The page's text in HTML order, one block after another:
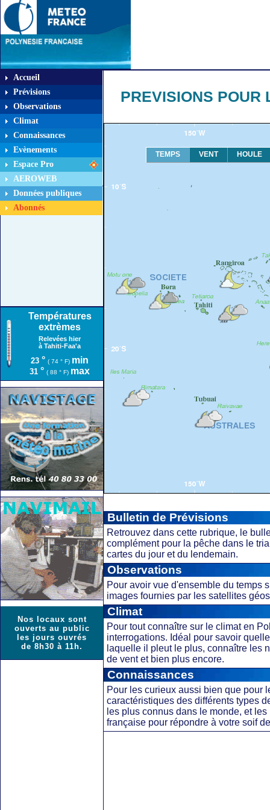
Accueil
Prévisions
Observations
Climat
Connaissances
Evènements
Espace Pro
AEROWEB
Données publiques
Abonnés
Températures
extrèmes
Relevées hier
à Tahiti-Faa'a
23 ° ( 74 ° F) min
31 ° ( 88 ° F) max
Nos locaux sont
ouverts au public
les jours ouvrés
de 8h30 à 11h.
PREVISIONS POUR
TEMPS VENT HOULE
Bulletin de Prévisions
Retrouvez dans cette rubrique, le
complément pour la pêche dans le
cartes du jour et du lendemain.
Observations
Pour avoir vue d'ensemble du temps
images fournies par les satellites
Climat
Pour tout connaître sur le climat en
interrogations. Idéal pour savoir
laquelle il pleut le plus, connaître les
de vent et bien plus encore.
Connaissances
Pour les curieux aussi bien que pour
caractéristiques des différents types
les plus connus dans le monde, et
française pour répondre à votre soif